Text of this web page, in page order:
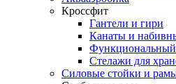
Кроссфит
Гантели и гири
Канаты и
Функциональный
Стелажи для
Силовые стойки и